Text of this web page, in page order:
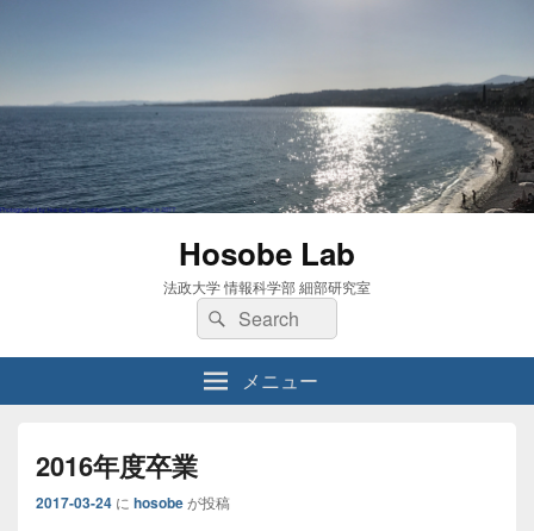
Hosobe Lab
法政大学 情報科学部 細部研究室
検
索:
検
索
メニュー
2016年度卒業
2017-03-24 に hosobeが投稿